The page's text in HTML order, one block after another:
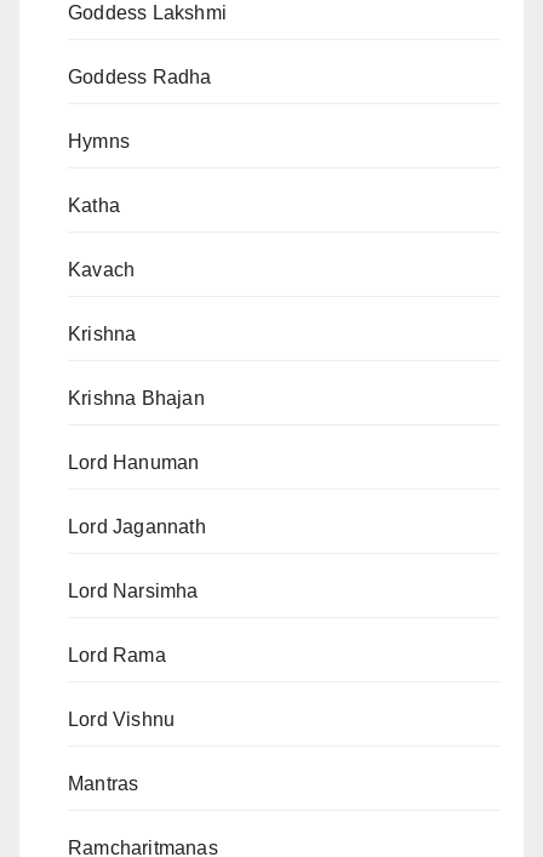
Goddess Lakshmi
Goddess Radha
Hymns
Katha
Kavach
Krishna
Krishna Bhajan
Lord Hanuman
Lord Jagannath
Lord Narsimha
Lord Rama
Lord Vishnu
Mantras
Ramcharitmanas